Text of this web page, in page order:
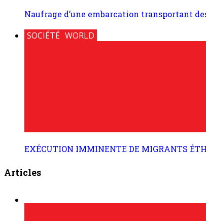
Naufrage d’une embarcation transportant
SOCIÉTÉ WORLD
EXÉCUTION IMMINENTE DE MIGRANTS
Articles